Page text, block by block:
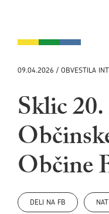
09.04.2026 / OBVESTILA
Sklic
Občine
DELI NA FB